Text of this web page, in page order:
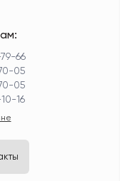
66
05
05
16